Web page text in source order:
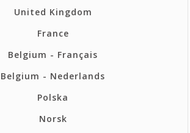
United Kingdom
France
Belgium - Français
Belgium - Nederlands
Polska
Norsk